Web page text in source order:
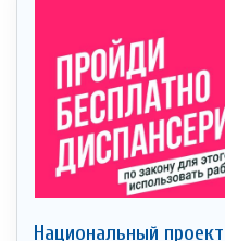
Национальный